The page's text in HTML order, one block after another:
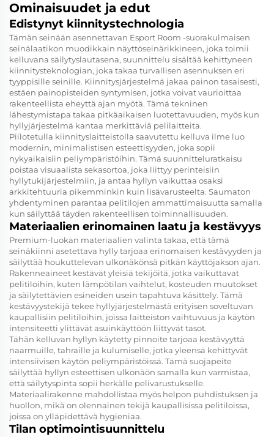
Ominaisuudet ja edut
Edistynyt kiinnitystechnologia
Tämän seinään asennettavan Esport Room -suorakulmaisen
seinälaatikon muodikkain näyttöseinärikkineen, joka toimii
kelluvana säilytyslautasena, suunnittelu sisältää kehittyneen
kiinnitysteknologian, joka takaa turvallisen asennuksen eri
tyyppisille seinille. Kiinnitysjärjestelmä jakaa painon tasaisesti,
estäen painopisteiden syntymisen, jotka voivat vaurioittaa
rakenteellista eheyttä ajan myötä. Tämä tekninen
lähestymistapa takaa pitkäaikaisen luotettavuuden, myös kun
hyllyjärjestelmä kantaa merkittäviä pelilaitteita.
Piilotetulla kiinnityslaitteistolla saavutettu kelluva ilme luo
modernin, minimalistisen esteettisyyden, joka sopii
nykyaikaisiin peliympäristöihin. Tämä suunnitteluratkaisu
poistaa visuaalista sekasortoa, joka liittyy perinteisiin
hyllytukijärjestelmiin, ja antaa hyllyn vaikuttaa osaksi
arkkitehtuuria pikemminkin kuin lisävarusteelta. Saumaton
yhdentyminen parantaa pelitilojen ammattimaisuutta samalla
kun säilyttää täyden rakenteellisen toiminnallisuuden.
Materiaalien erinomainen laatu ja kestävyys
Premium-luokan materiaalien valinta takaa, että tämä
seinäkiinni asetettava hylly tarjoaa erinomaisen kestävyyden ja
säilyttää houkuttelevan ulkonäkönsä pitkän käyttöjakson ajan.
Rakenneaineet kestävät yleisiä tekijöitä, jotka vaikuttavat
pelitiloihin, kuten lämpötilan vaihtelut, kosteuden muutokset
ja säilytettävien esineiden usein tapahtuva käsittely. Tämä
kestävyystekijä tekee hyllyjärjestelmästä erityisen soveltuvan
kaupallisiin pelitiloihin, joissa laitteiston vaihtuvuus ja käytön
intensiteetti ylittävät asuinkäyttöön liittyvät tasot.
Tähän kelluvan hyllyn käytetty pinnoite tarjoaa kestävyyttä
naarmuille, tahraille ja kulumiselle, jotka yleensä kehittyvät
intensiivisen käytön peliympäristöissä. Tämä suojapeite
säilyttää hyllyn esteettisen ulkonäön samalla kun varmistaa,
että säilytyspinta sopii herkälle pelivarustukselle.
Materiaalirakenne mahdollistaa myös helpon puhdistuksen ja
huollon, mikä on olennainen tekijä kaupallisissa pelitiloissa,
joissa on ylläpidettävä hygieniaa.
Tilan optimointisuunnittelu